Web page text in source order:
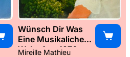
Wünsch Dir Was
Eine Musikaliche
Weltreise, 1976
Mireille Mathieu